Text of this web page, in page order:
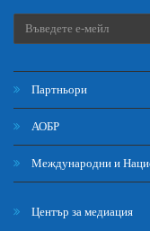
Партньори
АОБР
Международни и
Център за медиация